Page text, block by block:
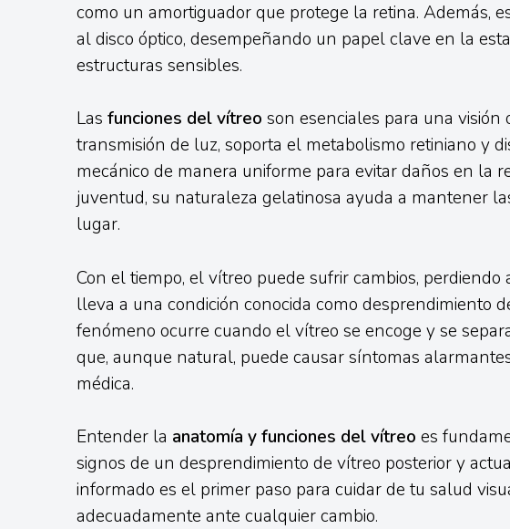
como un amortiguador que protege la retina. Además,
al disco óptico, desempeñando un papel clave en la
estructuras sensibles.
Las funciones del vítreo son esenciales para una visión
transmisión de luz, soporta el metabolismo retiniano y
mecánico de manera uniforme para evitar daños en la
juventud, su naturaleza gelatinosa ayuda a mantener
lugar.
Con el tiempo, el vítreo puede sufrir cambios, perdiendo
lleva a una condición conocida como desprendimiento
fenómeno ocurre cuando el vítreo se encoge y se
que, aunque natural, puede causar síntomas
médica.
Entender la anatomía y funciones del vítreo es
signos de un desprendimiento de vítreo posterior y
informado es el primer paso para cuidar de tu salud
adecuadamente ante cualquier cambio.